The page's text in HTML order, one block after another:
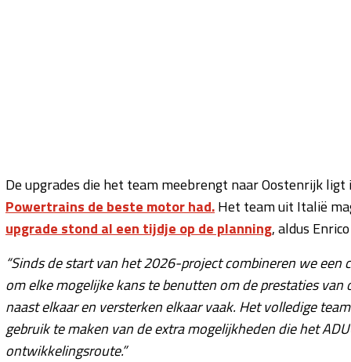
De upgrades die het team meebrengt naar Oostenrijk
Powertrains de beste motor had.Het team uit Italië
upgrade stond al een tijdje op de planning, aldus
“Sinds de start van het 2026-project combineren we
om elke mogelijke kans te benutten om de prestaties
naast elkaar en versterken elkaar vaak. Het volledige
gebruik te maken van de extra mogelijkheden die het
ontwikkelingsroute.”